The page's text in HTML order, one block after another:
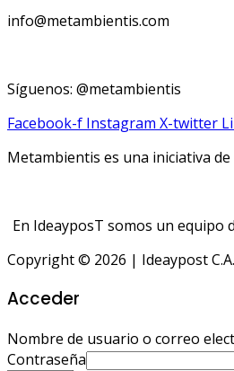
info@metambientis.com
Síguenos: @metambientis
Facebook-f Instagram X-twitter
Metambientis es una iniciativa de
En IdeayposT somos un equipo
Copyright © 2026 | Ideaypost
Acceder
Nombre de usuario o correo
Contraseña